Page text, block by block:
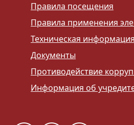
Правила посещения
Правила применения
Техническая информация
Документы
Противодействие
Информация об